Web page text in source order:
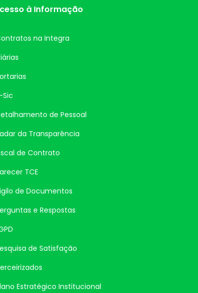
à Informação
na Integra
Sic
de Pessoal
da Transparência
de Contrato
TCE
de Documentos
e Respostas
de Satisfação
Estratégico Institucional